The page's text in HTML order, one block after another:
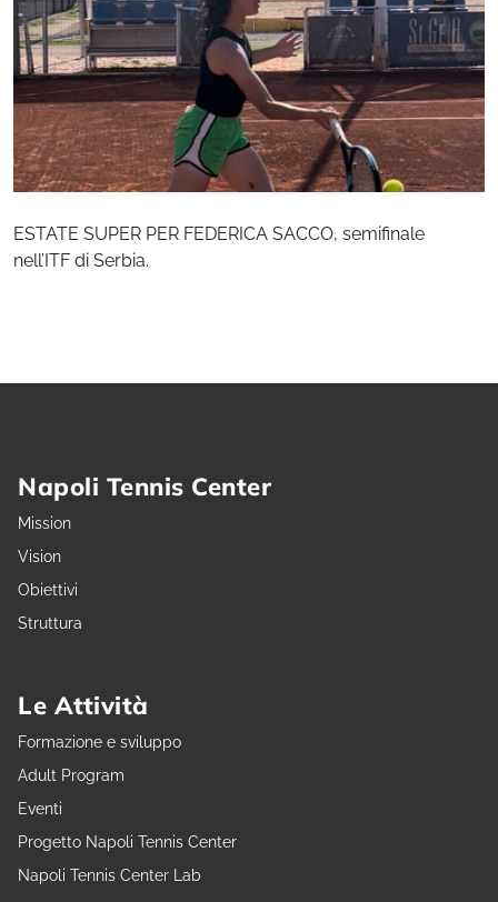
ESTATE SUPER PER FEDERICA SACCO, semifinale
nell’ITF di Serbia.
Napoli Tennis Center
Mission
Vision
Obiettivi
Struttura
Le Attività
Formazione e sviluppo
Adult Program
Eventi
Progetto Napoli Tennis Center
Napoli Tennis Center Lab